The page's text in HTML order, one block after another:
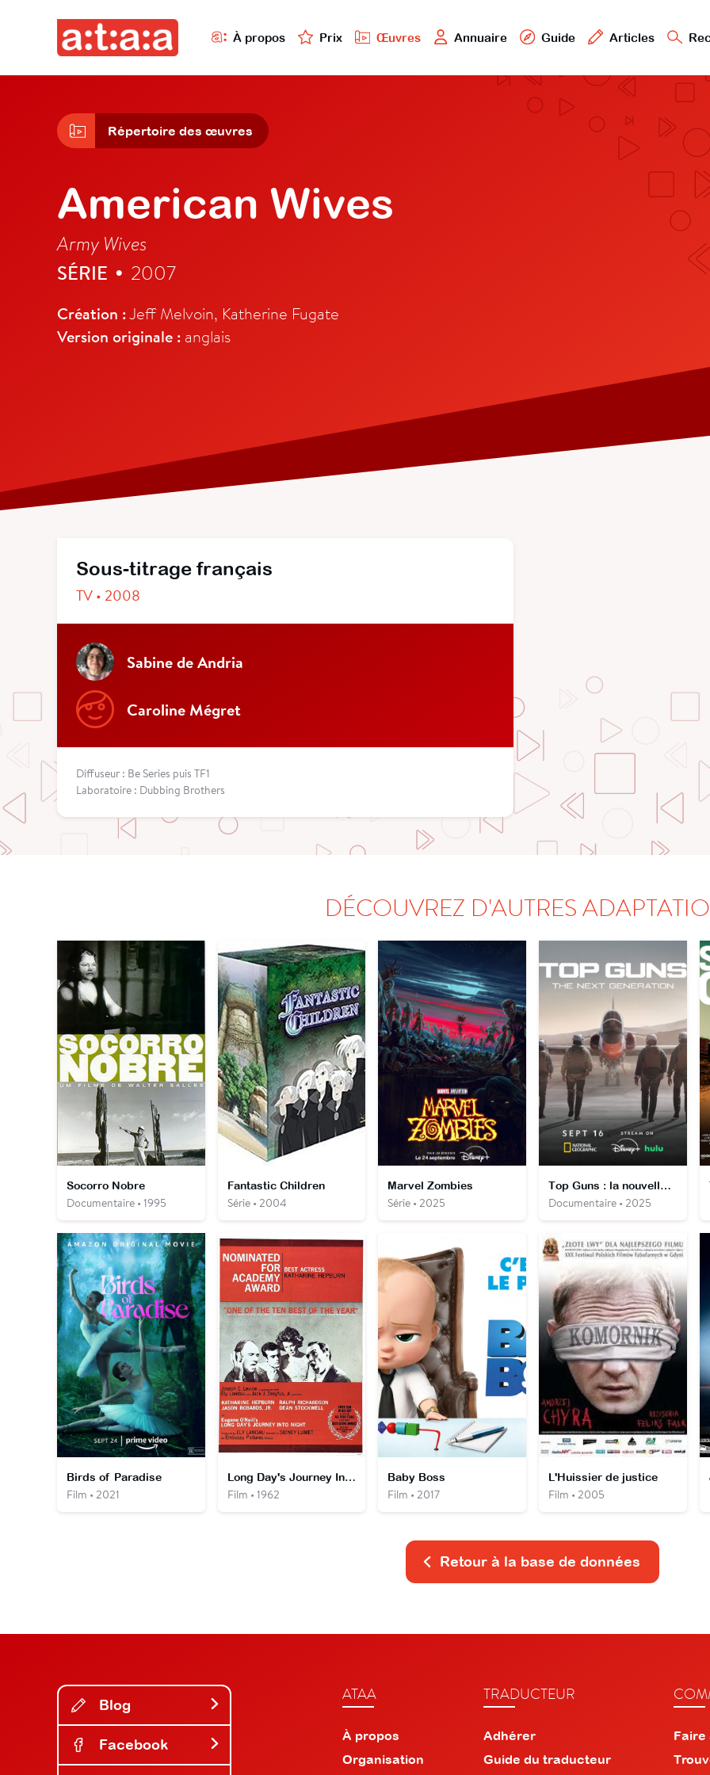
À propos Prix Œuvres Annuaire Guide Articles
Répertoire des œuvres
American Wives
Army Wives
SÉRIE • 2007
Création :Jeff Melvoin, Katherine Fugate
Version originale : anglais
Sous-titrage français
TV • 2008
Sabine de Andria
Caroline Mégret
Diffuseur : Be Series puis TF1
Laboratoire : Dubbing Brothers
DÉCOUVREZ D'AUTRES
Socorro Nobre
Documentaire • 1995
Fantastic Children
Série • 2004
Marvel Zombies
Série • 2025
Top Guns : la nouvelle génération
Documentaire • 2025
Birds of Paradise
Film • 2021
Long Day's Journey Into Night
Film • 1962
Baby Boss
Film • 2017
L'Huissier de justice
Film • 2005
Retour à la base de données
Blog
Facebook
ATAA
À propos
Organisation
TRADUCTEUR
Adhérer
Guide du traducteur